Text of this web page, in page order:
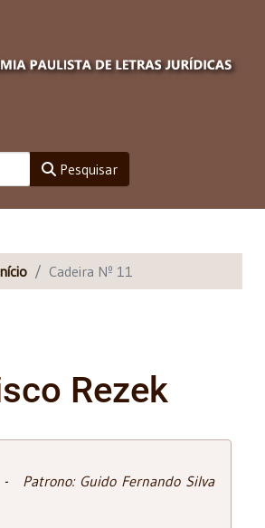
Pesquisar
Cadeira Nº 11
Rezek
Patrono: Guido Fernando Silva